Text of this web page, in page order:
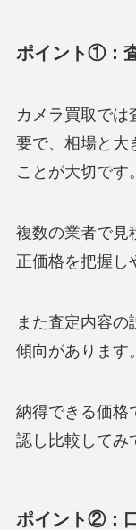
ポイント①：
カメラ買取では
要で、相場と大
ことが大切です。
複数の業者で見
正価格を把握し
また査定内容
傾向があります。
納得できる価格
認し比較してみ
ポイント②：